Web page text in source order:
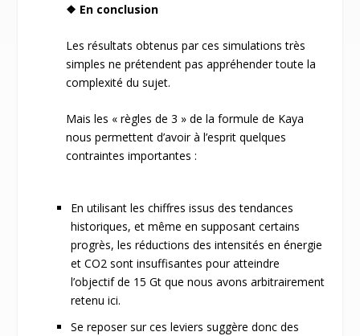
❖ En conclusion
Les résultats obtenus par ces simulations très
simples ne prétendent pas appréhender toute la
complexité du sujet.
Mais les « règles de 3 » de la formule de Kaya
nous permettent d’avoir à l’esprit quelques
contraintes importantes :
En utilisant les chiffres issus des tendances
historiques, et même en supposant certains
progrès, les réductions des intensités en énergie
et CO2 sont insuffisantes pour atteindre
l’objectif de 15 Gt que nous avons arbitrairement
retenu ici.
Se reposer sur ces leviers suggère donc des